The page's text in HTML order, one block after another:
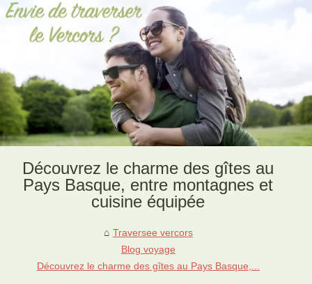
Découvrez le charme des gîtes au
Pays Basque, entre montagnes et
cuisine équipée
Traversee vercors
Blog voyage
Découvrez le charme des gîtes au Pays Basque,...